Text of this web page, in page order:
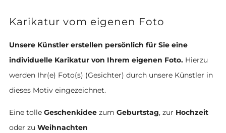
Karikatur vom eigenen Foto
Unsere Künstler erstellen persönlich für Sie eine
individuelle Karikatur von Ihrem eigenen Foto. Hierzu
werden Ihr(e) Foto(s) (Gesichter) durch unsere Künstler in
dieses Motiv eingezeichnet.
Eine tolle Geschenkidee zum Geburtstag, zur Hochzeit
oder zu Weihnachten